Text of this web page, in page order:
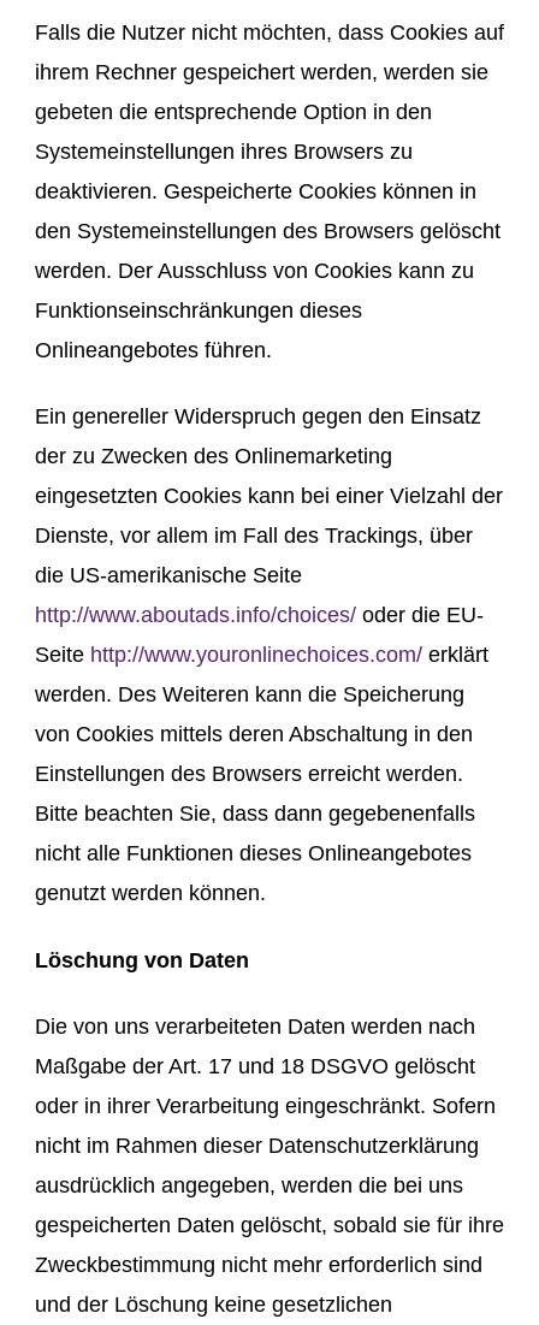
Falls die Nutzer nicht möchten, dass Cookies auf
ihrem Rechner gespeichert werden, werden sie
gebeten die entsprechende Option in den
Systemeinstellungen ihres Browsers zu
deaktivieren. Gespeicherte Cookies können in
den Systemeinstellungen des Browsers gelöscht
werden. Der Ausschluss von Cookies kann zu
Funktionseinschränkungen dieses
Onlineangebotes führen.
Ein genereller Widerspruch gegen den Einsatz
der zu Zwecken des Onlinemarketing
eingesetzten Cookies kann bei einer Vielzahl der
Dienste, vor allem im Fall des Trackings, über
die US-amerikanische Seite
http://www.aboutads.info/choices/oder die EU-
Seite http://www.youronlinechoices.com/erklärt
werden. Des Weiteren kann die Speicherung
von Cookies mittels deren Abschaltung in den
Einstellungen des Browsers erreicht werden.
Bitte beachten Sie, dass dann gegebenenfalls
nicht alle Funktionen dieses Onlineangebotes
genutzt werden können.
Löschung von Daten
Die von uns verarbeiteten Daten werden nach
Maßgabe der Art. 17 und 18 DSGVO gelöscht
oder in ihrer Verarbeitung eingeschränkt. Sofern
nicht im Rahmen dieser Datenschutzerklärung
ausdrücklich angegeben, werden die bei uns
gespeicherten Daten gelöscht, sobald sie für ihre
Zweckbestimmung nicht mehr erforderlich sind
und der Löschung keine gesetzlichen